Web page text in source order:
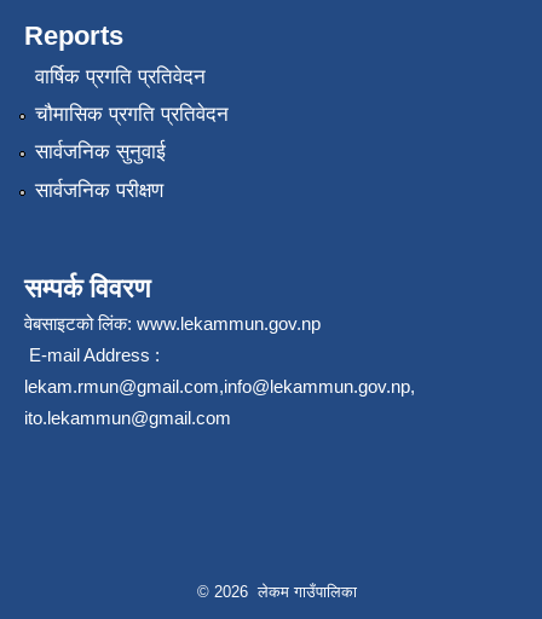
Reports
वार्षिक प्रगति प्रतिवेदन
चौमासिक प्रगति प्रतिवेदन
सार्वजनिक सुनुवाई
सार्वजनिक परीक्षण
सम्पर्क विवरण
वेबसाइटको लिंक: www.lekammun.gov.np
E-mail Address :
lekam.rmun@gmail.com,info@lekammun.gov.np,
ito.lekammun@gmail.com
© 2026 लेकम गाउँपालिका